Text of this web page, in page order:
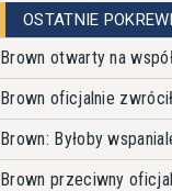
OSTATNIE
Brown otwarty na
Brown oficjalnie
Brown: Byłoby
Brown przeciwny